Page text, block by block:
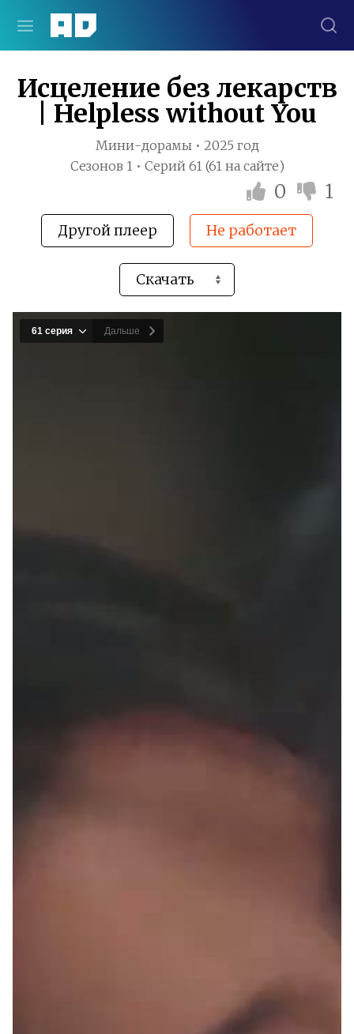
Исцеление без лекарств
| Helpless without You
Мини-дорамы • 2025 год
Сезонов 1 • Серий 61 (61 на сайте)
0 1
Другой плеер Не работает